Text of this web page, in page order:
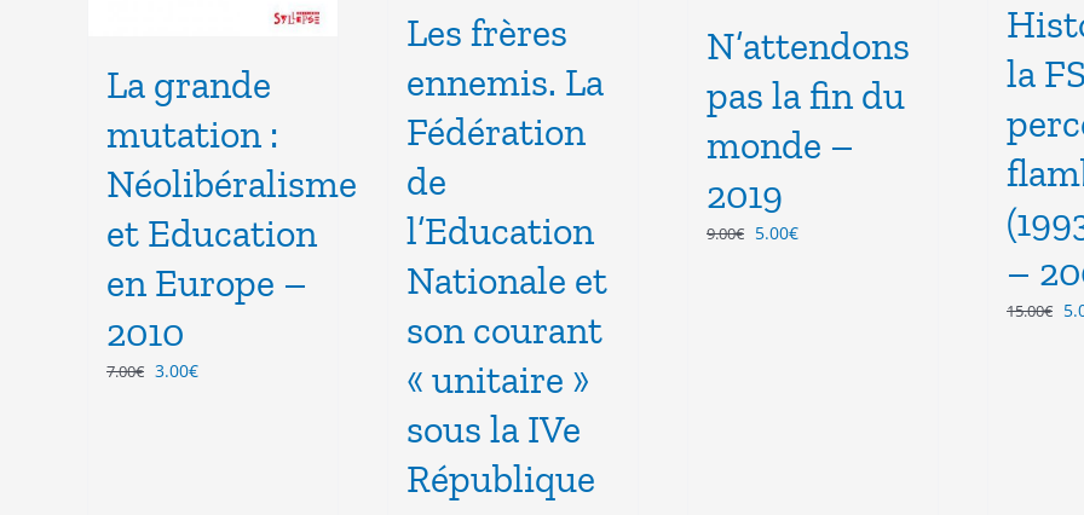
La grande
mutation :
Néolibéralisme
et Education
en Europe –
2010
7.00€ Le
3.00€Le
Les frères
ennemis. La
Fédération
de
l’Education
Nationale et
son courant
« unitaire »
sous la IVe
République
N’attendons
pas la fin du
monde –
2019
9.00€ Le
5.00€Le
la
–
15.00€ Le